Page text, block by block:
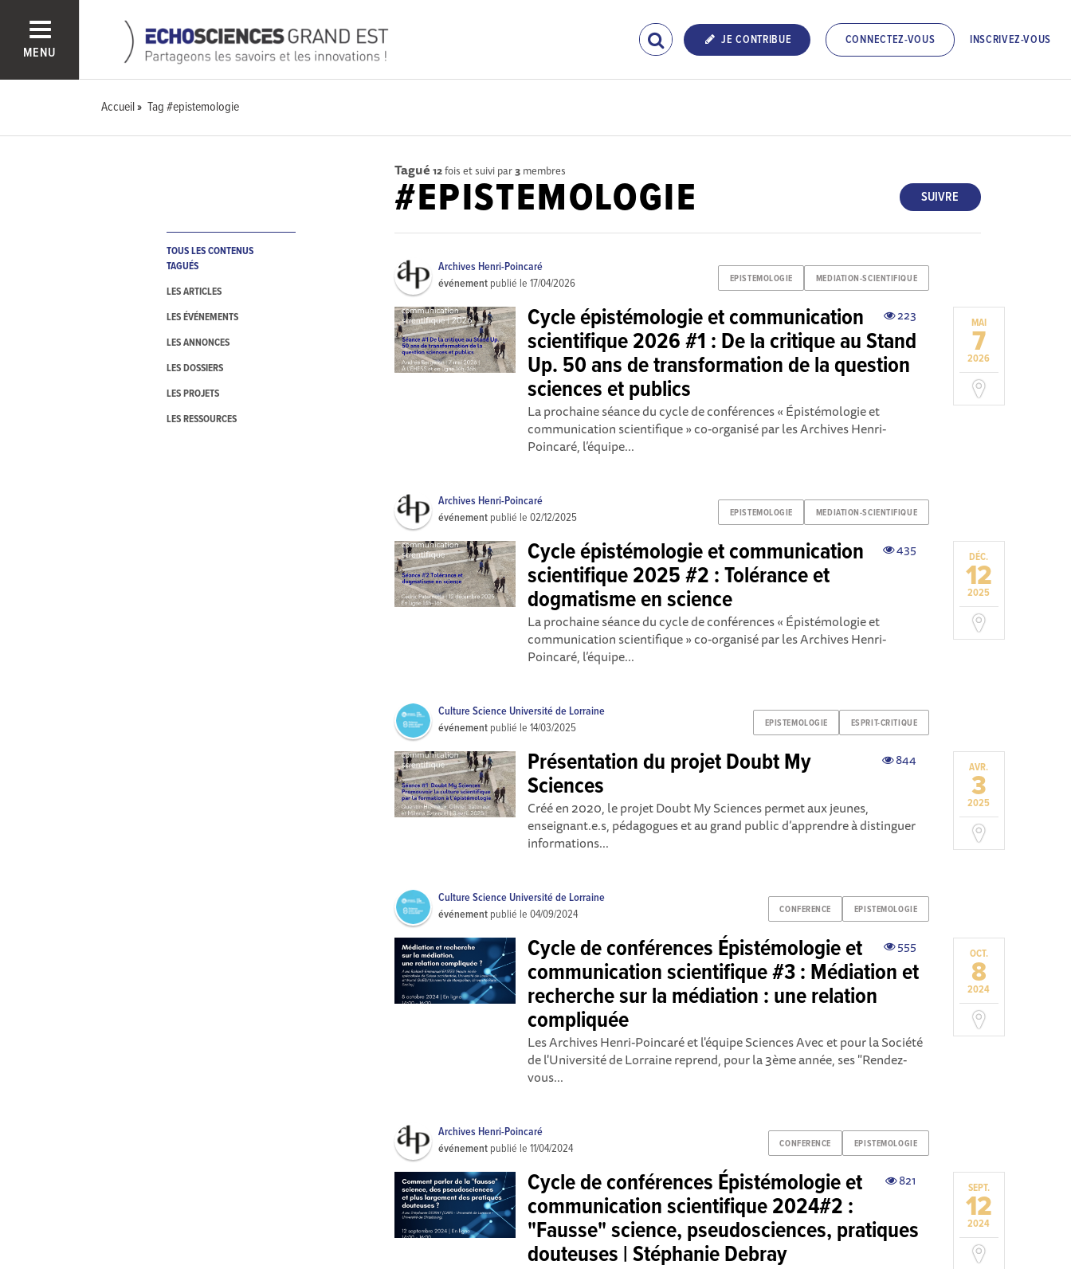
MENU
JE CONTRIBUE CONNECTEZ-VOUS INSCRIVEZ-VOUS
Accueil Tag #epistemologie
TOUS LES CONTENUS
TAGUÉS
LES ARTICLES
LES ÉVÉNEMENTS
LES ANNONCES
LES DOSSIERS
LES PROJETS
LES RESSOURCES
Tagué 12fois et suivi par3 membres
SUIVRE
#EPISTEMOLOGIE
EPISTEMOLOGIE MEDIATION-SCIENTIFIQUE
Archives Henri-Poincaré
événement publié le17/04/2026
MAI
7
2026
223
Cycle épistémologie et communication
scientifique 2026 #1 : De la critique au Stand
Up. 50 ans de transformation de la question
sciences et publics
La prochaine séance du cycle de conférences « Épistémologie et
communication scientifique » co-organisé par les Archives Henri-
Poincaré, l’équipe...
EPISTEMOLOGIE MEDIATION-SCIENTIFIQUE
Archives Henri-Poincaré
événement publié le02/12/2025
DÉC.
12
2025
435
Cycle épistémologie et communication
scientifique 2025 #2 : Tolérance et
dogmatisme en science
La prochaine séance du cycle de conférences « Épistémologie et
communication scientifique » co-organisé par les Archives Henri-
Poincaré, l’équipe...
EPISTEMOLOGIE ESPRIT-CRITIQUE
Culture Science Université de Lorraine
événement publié le14/03/2025
AVR.
3
2025
844
Présentation du projet Doubt My
Sciences
Créé en 2020, le projet Doubt My Sciences permet aux jeunes,
enseignant.e.s, pédagogues et au grand public d’apprendre à distinguer
informations...
CONFERENCE EPISTEMOLOGIE
Culture Science Université de Lorraine
événement publié le04/09/2024
OCT.
8
2024
555
Cycle de conférences Épistémologie et
communication scientifique #3 : Médiation et
recherche sur la médiation : une relation
compliquée
Les Archives Henri-Poincaré et l'équipe Sciences Avec et pour la Société
de l'Université de Lorraine reprend, pour la 3ème année, ses "Rendez-
vous...
CONFERENCE EPISTEMOLOGIE
Archives Henri-Poincaré
événement publié le11/04/2024
SEPT.
12
2024
821
Cycle de conférences Épistémologie et
communication scientifique 2024#2 :
"Fausse" science, pseudosciences, pratiques
douteuses | Stéphanie Debray